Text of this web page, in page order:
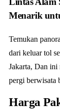
Menarik
Temukan
dari keluar tol
Jakarta, Dan
pergi berwisata
Harga